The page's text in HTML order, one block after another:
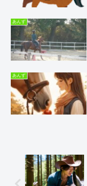
あんず
あんず